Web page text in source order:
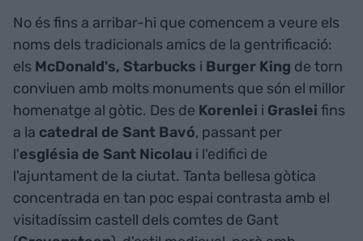
No és fins a arribar-hi que comencem a veure els
noms dels tradicionals amics de la gentrificació:
els McDonald's, Starbucks i Burger King de torn
conviuen amb molts monuments que són el millor
homenatge al gòtic. Des de Korenlei i Graslei fins
a la catedral de Sant Bavó, passant per
l'església de Sant Nicolau i l'edifici de
l'ajuntament de la ciutat. Tanta bellesa gòtica
concentrada en tan poc espai contrasta amb el
visitadíssim castell dels comtes de Gant